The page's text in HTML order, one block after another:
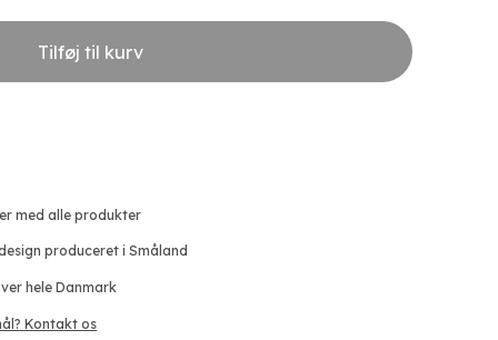
Tilføj til kurv
med alle produkter
produceret i Småland
hele Danmark
Kontakt os